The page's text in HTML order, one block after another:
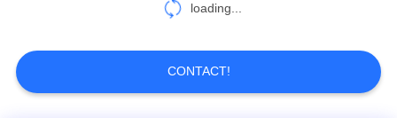
loading...
CONTACT!